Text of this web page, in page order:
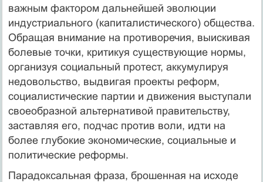
важным фактором дальнейшей эволюции
индустриального (капиталистического) общества.
Обращая внимание на противоречия, выискивая
болевые точки, критикуя существующие нормы,
организуя социальный протест, аккумулируя
недовольство, выдвигая проекты реформ,
социалистические партии и движения выступали
своеобразной альтернативой правительству,
заставляя его, подчас против воли, идти на
более глубокие экономические, социальные и
политические реформы.
Парадоксальная фраза, брошенная на исходе